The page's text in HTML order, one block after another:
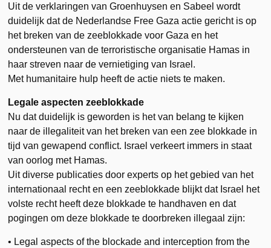
Uit de verklaringen van Groenhuysen en Sabeel wordt
duidelijk dat de Nederlandse Free Gaza actie gericht is op
het breken van de zeeblokkade voor Gaza en het
ondersteunen van de terroristische organisatie Hamas in
haar streven naar de vernietiging van Israel.
Met humanitaire hulp heeft de actie niets te maken.
Legale aspecten zeeblokkade
Nu dat duidelijk is geworden is het van belang te kijken
naar de illegaliteit van het breken van een zee blokkade in
tijd van gewapend conflict. Israel verkeert immers in staat
van oorlog met Hamas.
Uit diverse publicaties door experts op het gebied van het
internationaal recht en een zeeblokkade blijkt dat Israel het
volste recht heeft deze blokkade te handhaven en dat
pogingen om deze blokkade te doorbreken illegaal zijn:
• Legal aspects of the blockade and interception from the